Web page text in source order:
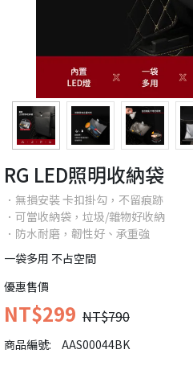
RG LED照明收納袋
．無損安裝 卡扣掛勾，不留痕跡
．可當收納袋，垃圾/雜物好收納
．防水耐磨，韌性好、承重強
一袋多用 不占空間
優惠售價
NT$299 NT$790
商品編號: AAS00044BK